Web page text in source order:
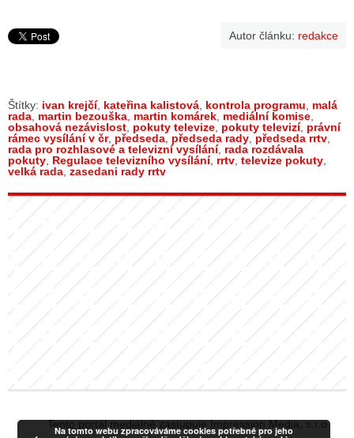
Autor článku: redakce
Štítky: ivan krejčí, kateřina kalistová kontrola programu
malá
rada martin bezouška martin komárek mediální komise
obsahová nezávislost pokuty televize pokuty televizí, právní
rámec vysílání v čr, předseda předseda rady předseda rrtv
rada pro rozhlasové a televizní vysílání, rada rozdávala
pokuty Regulace televizního vysílání, rrtv televize pokuty
velká rada zasedani rady rrtv
Tento portál mediálně zastupuje Impression Media, s.r.o.
Na tomto webu zpracováváme cookies potřebné pro jeho